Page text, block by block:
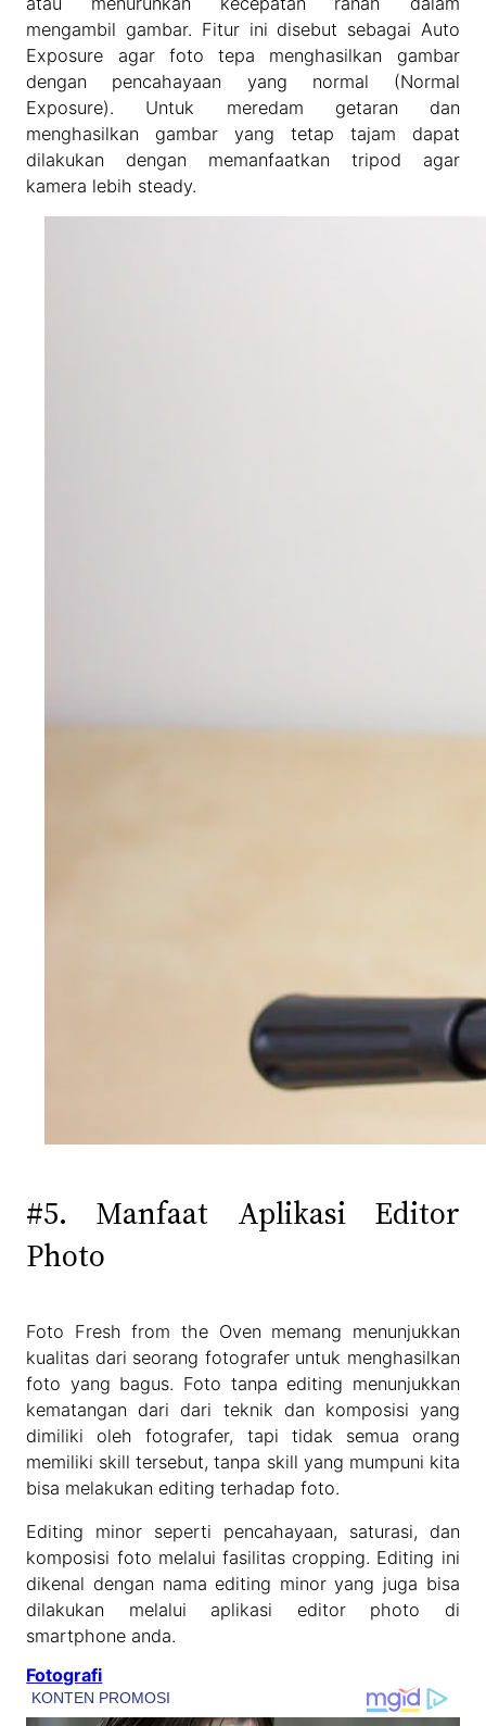
mengambil gambar. Fitur ini disebut sebagai Auto
Exposure agar foto tepa menghasilkan gambar
dengan pencahayaan yang normal (Normal
Exposure). Untuk meredam getaran dan
menghasilkan gambar yang tetap tajam dapat
dilakukan dengan memanfaatkan tripod agar
kamera lebih steady.
#5. Manfaat Aplikasi Editor
Photo
Foto Fresh from the Oven memang menunjukkan
kualitas dari seorang fotografer untuk menghasilkan
foto yang bagus. Foto tanpa editing menunjukkan
kematangan dari dari teknik dan komposisi yang
dimiliki oleh fotografer, tapi tidak semua orang
memiliki skill tersebut, tanpa skill yang mumpuni kita
bisa melakukan editing terhadap foto.
Editing minor seperti pencahayaan, saturasi, dan
komposisi foto melalui fasilitas cropping. Editing ini
dikenal dengan nama editing minor yang juga bisa
dilakukan melalui aplikasi editor photo di
smartphone anda.
Fotografi